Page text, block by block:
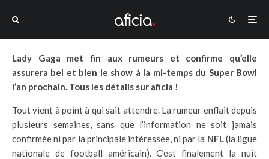
Lady Gaga met fin aux rumeurs et confirme qu’elle
assurera bel et bien le show à la mi-temps du Super Bowl
l’an prochain. Tous les détails sur aficia !
Tout vient à point à qui sait attendre. La rumeur enflait depuis
plusieurs semaines, sans que l’information ne soit jamais
confirmée ni par la principale intéressée, ni par la NFL(la ligue
nationale de football américain). C’est finalement la nuit